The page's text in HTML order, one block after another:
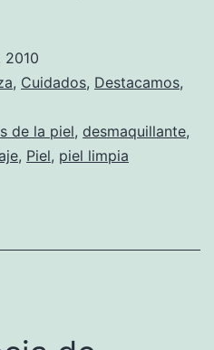
con
2010
, Cuidados, Destacamos,
de la piel, desmaquillante,
, Piel, piel limpia